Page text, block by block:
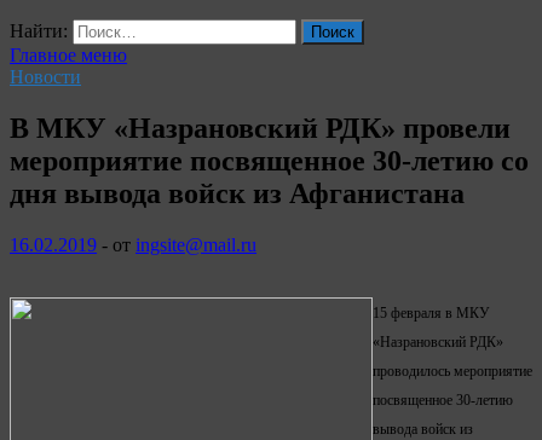
Найти:
Главное меню
Новости
В МКУ «Назрановский РДК» провели
мероприятие посвященное 30-летию со
дня вывода войск из Афганистана
16.02.2019 - от ingsite@mail.ru
15 февраля в МКУ
«Назрановский РДК»
проводилось мероприятие
посвященное 30-летию
вывода войск из